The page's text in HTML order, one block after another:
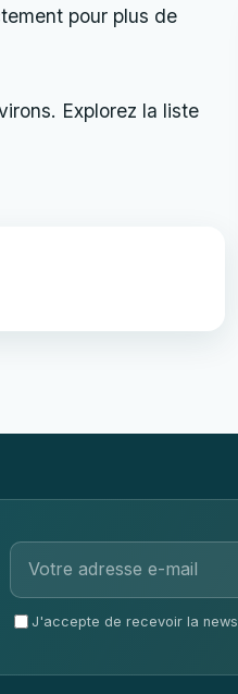
pour plus de
Explorez la liste
J'accepte de recevoir la